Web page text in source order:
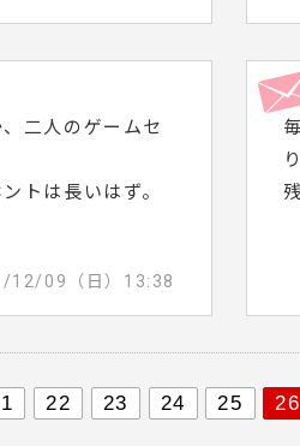
二人のゲームセ
トは長いはず。
12/09（日）13:38
22 23 24 25 26